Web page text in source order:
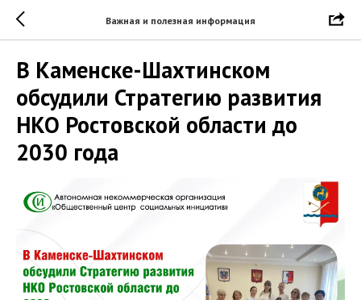
Важная и полезная информация
В Каменске-Шахтинском
обсудили Стратегию развития
НКО Ростовской области до
2030 года